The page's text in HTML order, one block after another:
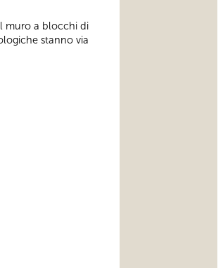
muro a blocchi di
stanno via